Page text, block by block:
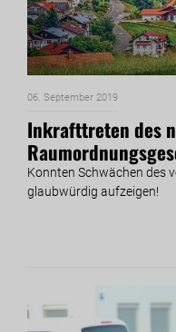
06. September 2019
Inkrafttreten des
Konnten Schwächen des
glaubwürdig aufzeigen!